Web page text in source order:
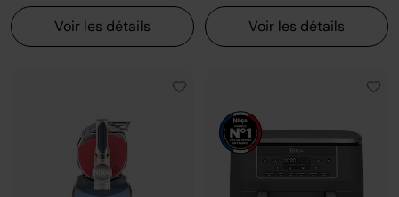
Voir les détails
Voir les détails